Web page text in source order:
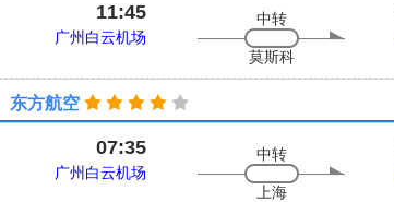
11:45
广州白云机场
中转
莫斯科
东方航空
07:35
广州白云机场
中转
上海